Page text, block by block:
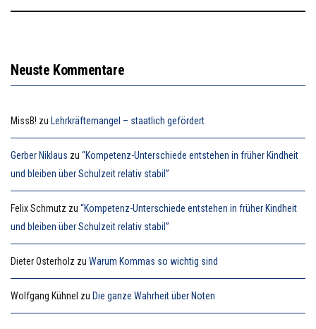
Neuste Kommentare
MissB! zu Lehrkräftemangel – staatlich gefördert
Gerber Niklaus zu “Kompetenz-Unterschiede entstehen in früher Kindheit
und bleiben über Schulzeit relativ stabil”
Felix Schmutz zu “Kompetenz-Unterschiede entstehen in früher Kindheit
und bleiben über Schulzeit relativ stabil”
Dieter Osterholz zu Warum Kommas so wichtig sind
Wolfgang Kühnel zu Die ganze Wahrheit über Noten